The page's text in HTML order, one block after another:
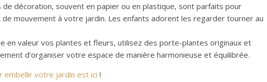
de décoration, souvent en papier ou en plastique, sont parfaits pour
mouvement à votre jardin. Les enfants adorent les regarder tourner au
en valeur vos plantes et fleurs, utilisez des porte-plantes originaux et
d’organiser votre espace de manière harmonieuse et équilibrée.
embellir votre jardin est ici !